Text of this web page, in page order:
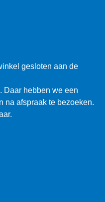
gesloten aan de
Daar hebben we een
na afspraak te bezoeken.